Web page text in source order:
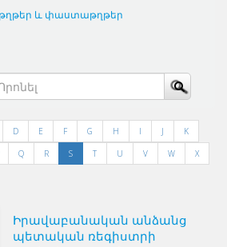
և փաստաթղթեր
D E F G H I J
K
Q R S T U V W
X
Իրավաբանական անձանց
պետական ռեգիստրի